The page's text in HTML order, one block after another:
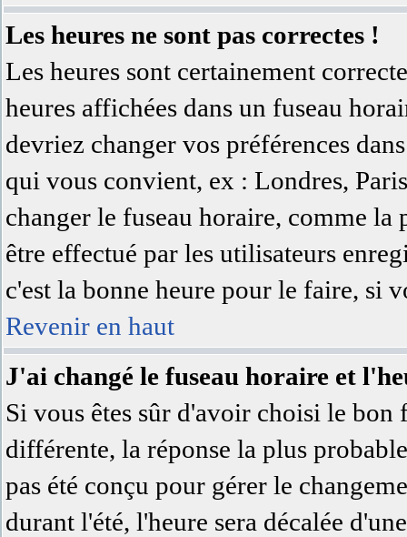
Les heures ne sont pas correctes !
Les heures sont certainement
heures affichées dans un fuseau
devriez changer vos préférences
qui vous convient, ex : Londres,
changer le fuseau horaire, comme
être effectué par les utilisateurs
c'est la bonne heure pour le faire, si
Revenir en haut
J'ai changé le fuseau horaire et
Si vous êtes sûr d'avoir choisi le bon
différente, la réponse la plus
pas été conçu pour gérer le
durant l'été, l'heure sera décalée